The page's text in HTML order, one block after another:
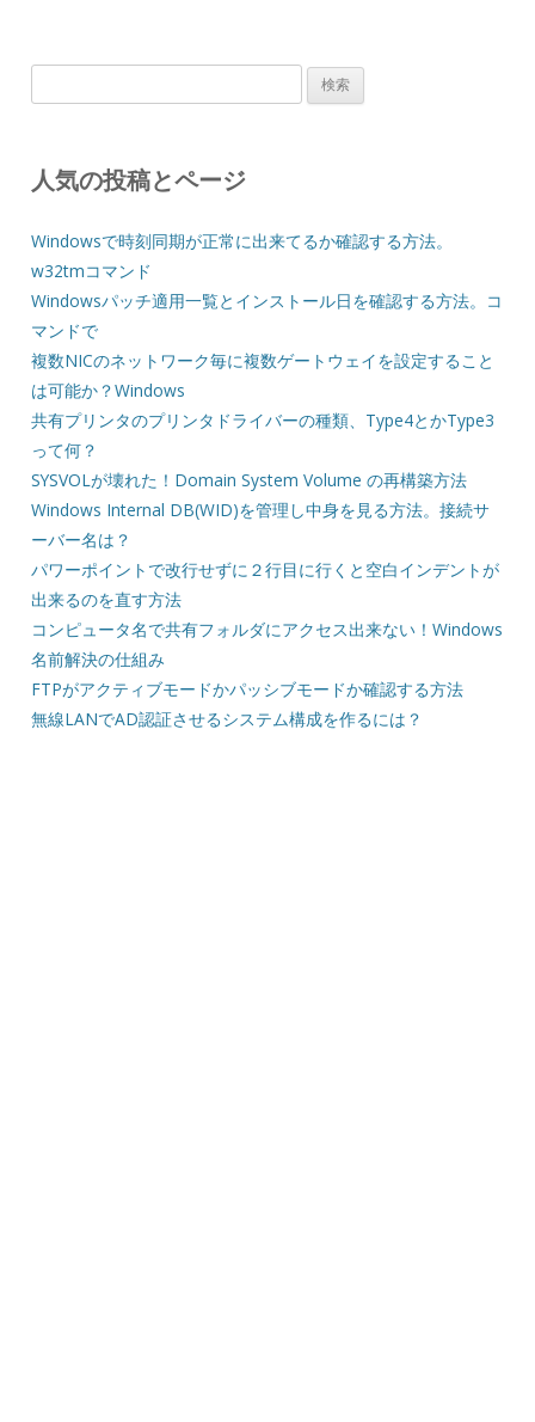
索:
人気の投稿とページ
Windowsで時刻同期が正常に出来てるか確認する方法。
w32tmコマンド
Windowsパッチ適用一覧とインストール日を確認する方法。コ
マンドで
複数NICのネットワーク毎に複数ゲートウェイを設定すること
は可能か？Windows
共有プリンタのプリンタドライバーの種類、Type4とかType3
って何？
SYSVOLが壊れた！Domain System Volume の再構築方法
Windows Internal DB(WID)を管理し中身を見る方法。接続サ
ーバー名は？
パワーポイントで改行せずに２行目に行くと空白インデントが
出来るのを直す方法
コンピュータ名で共有フォルダにアクセス出来ない！Windows
名前解決の仕組み
FTPがアクティブモードかパッシブモードか確認する方法
無線LANでAD認証させるシステム構成を作るには？